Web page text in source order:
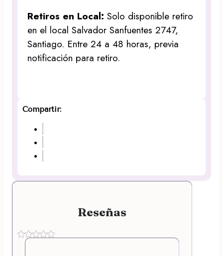
Retiros en Local:Solo disponible retiro
en el local Salvador Sanfuentes 2747,
Santiago. Entre 24 a 48 horas, previa
notificación para retiro.
Compartir:
Reseñas